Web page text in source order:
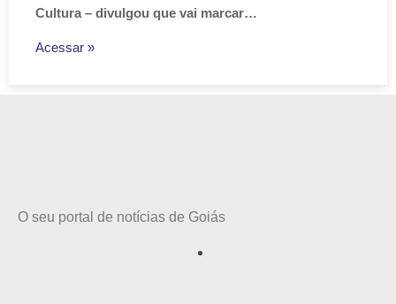
Cultura – divulgou que vai marcar…
Acessar »
O seu portal de notícias de Goiás